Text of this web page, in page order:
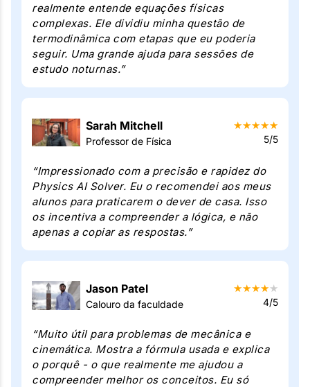
realmente entende equações físicas
complexas. Ele dividiu minha questão de
termodinâmica com etapas que eu poderia
seguir. Uma grande ajuda para sessões de
estudo noturnas.”
Sarah Mitchell
Professor de Física
★★★★★
5/5
“Impressionado com a precisão e rapidez do
Physics AI Solver. Eu o recomendei aos meus
alunos para praticarem o dever de casa. Isso
os incentiva a compreender a lógica, e não
apenas a copiar as respostas.”
Jason Patel
Calouro da faculdade
★★★★★
4/5
“Muito útil para problemas de mecânica e
cinemática. Mostra a fórmula usada e explica
o porquê - o que realmente me ajudou a
compreender melhor os conceitos. Eu só